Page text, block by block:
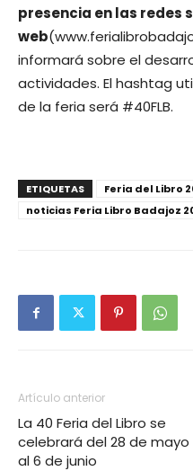
presencia en las redes
web
informará sobre el
actividades. El hashtag
de la feria será #40FLB.
ETIQUETAS
Feria del Libro
noticias Feria Libro Badajoz
Artículo anterior
La 40 Feria del Libro se
celebrará del 28 de mayo
al 6 de junio